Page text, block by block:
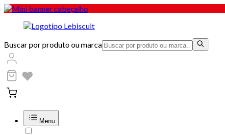
Buscar por produto ou marca
Menu